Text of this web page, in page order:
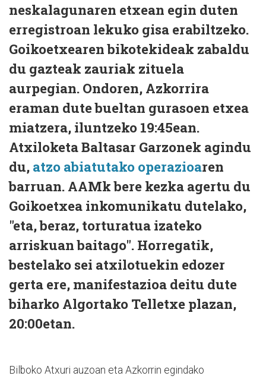
neskalagunaren etxean egin duten
erregistroan lekuko gisa erabiltzeko.
Goikoetxearen bikotekideak zabaldu
du gazteak zauriak zituela
aurpegian. Ondoren, Azkorrira
eraman dute bueltan gurasoen etxea
miatzera, iluntzeko 19:45ean.
Atxiloketa Baltasar Garzonek agindu
du, atzo abiatutako operazioaren
barruan. AAMk bere kezka agertu du
Goikoetxea inkomunikatu dutelako,
"eta, beraz, torturatua izateko
arriskuan baitago". Horregatik,
bestelako sei atxilotuekin edozer
gerta ere, manifestazioa deitu dute
biharko Algortako Telletxe plazan,
20:00etan.
Bilboko Atxuri auzoan eta Azkorrin egindako